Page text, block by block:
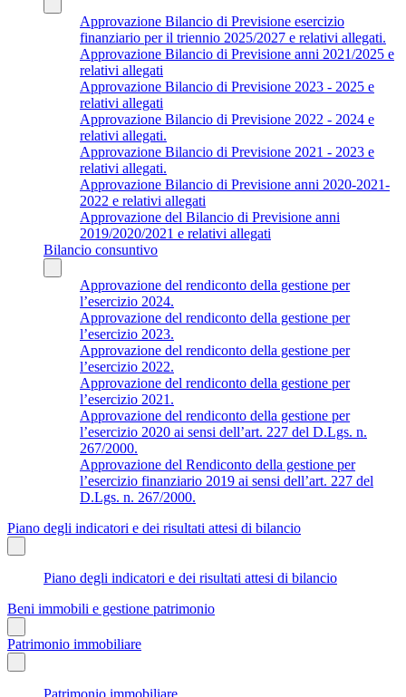
Approvazione Bilancio di Previsione esercizio
finanziario per il triennio 2025/2027 e relativi allegati.
Approvazione Bilancio di Previsione anni 2021/2025 e
relativi allegati
Approvazione Bilancio di Previsione 2023 - 2025 e
relativi allegati
Approvazione Bilancio di Previsione 2022 - 2024 e
relativi allegati.
Approvazione Bilancio di Previsione 2021 - 2023 e
relativi allegati.
Approvazione Bilancio di Previsione anni 2020-2021-
2022 e relativi allegati
Approvazione del Bilancio di Previsione anni
2019/2020/2021 e relativi allegati
Bilancio consuntivo
Approvazione del rendiconto della gestione per
l’esercizio 2024.
Approvazione del rendiconto della gestione per
l’esercizio 2023.
Approvazione del rendiconto della gestione per
l’esercizio 2022.
Approvazione del rendiconto della gestione per
l’esercizio 2021.
Approvazione del rendiconto della gestione per
l’esercizio 2020 ai sensi dell’art. 227 del D.Lgs. n.
267/2000.
Approvazione del Rendiconto della gestione per
l’esercizio finanziario 2019 ai sensi dell’art. 227 del
D.Lgs. n. 267/2000.
Piano degli indicatori e dei risultati attesi di bilancio
Piano degli indicatori e dei risultati attesi di bilancio
Beni immobili e gestione patrimonio
Patrimonio immobiliare
Patrimonio immobiliare